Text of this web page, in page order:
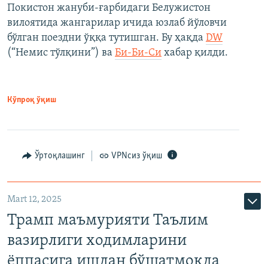
Покистон жануби-ғарбидаги Белужистон
вилоятида жангарилар ичида юзлаб йўловчи
бўлган поездни ўққа тутишган. Бу ҳақда DW
(“Немис тўлқини”) ва Би-Би-Си хабар қилди.
Кўпроқ ўқиш
Ўртоқлашинг VPNсиз ўқиш
Mart 12, 2025
Трамп маъмурияти Таълим
вазирлиги ходимларини